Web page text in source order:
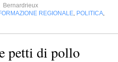
Bernardrieux
REGIONALE POLITICA
petti di pollo